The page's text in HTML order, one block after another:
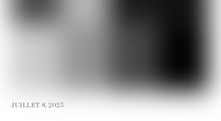
JUILLET 8, 2025